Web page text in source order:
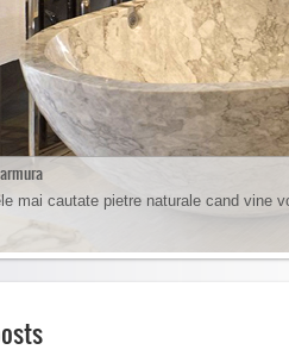
mai cautate pietre naturale cand vine
se face foarte usor insa trebuie